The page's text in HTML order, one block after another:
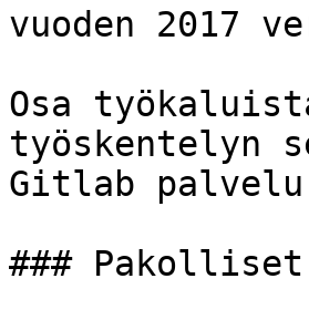
vuoden 2017
Osa
työskentelyn
Gitlab
###